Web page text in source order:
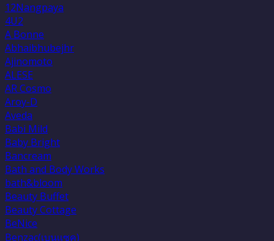
12Nangpaya
4U2
A Bonne
Abhaibhubejhr
Ajinomoto
ALESE
AR Cosmo
Aroy-D
Aveda
Babi Mild
Baby Bright
Bancream
Bath and Body Works
bath&bloom
Beauty Buffet
Beauty Cottage
BeNice
Benzac(เบนเเซค)